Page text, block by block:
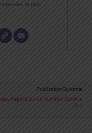
le plus
Publication Suivante
Regard Sur La Nutrition Sportive
(3)